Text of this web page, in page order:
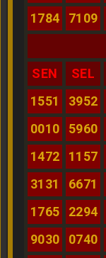
1784
7109
SEN
SEL
1551
3952
0010
5960
1472
1157
3131
6671
1765
2294
9030
0740